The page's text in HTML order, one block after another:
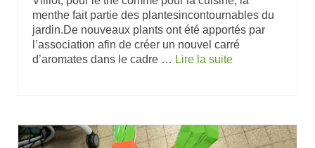
menthe fait partie des plantesincontournables du
jardin.De nouveaux plants ont été apportés par
l’association afin de créer un nouvel carré
d’aromates dans le cadre … Lire la suite